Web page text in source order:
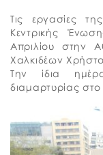
Τις εργασίες
Κεντρικής
Απριλίου στην
Χαλκιδέων
Την ίδια
διαμαρτυρίας